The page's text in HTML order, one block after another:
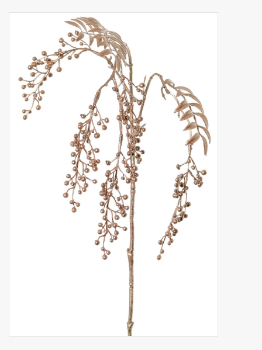
Rama de hojas / bayas
Fruta artificial
decoración
Coronas de flores